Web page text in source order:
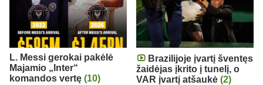
L. Messi gerokai pakėlė
Majamio „Inter“
komandos vertę (10)
Brazilijoje įvartį šventęs
žaidėjas įkrito į tunelį, o
VAR įvartį atšaukė (2)